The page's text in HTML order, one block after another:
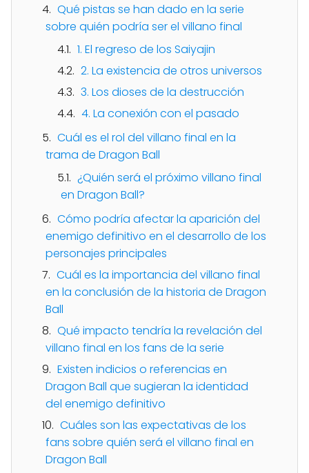
Qué pistas se han dado en la serie
sobre quién podría ser el villano final
1. El regreso de los Saiyajin
2. La existencia de otros universos
3. Los dioses de la destrucción
4. La conexión con el pasado
Cuál es el rol del villano final en la
trama de Dragon Ball
¿Quién será el próximo villano final
en Dragon Ball?
Cómo podría afectar la aparición del
enemigo definitivo en el desarrollo de los
personajes principales
Cuál es la importancia del villano final
en la conclusión de la historia de Dragon
Ball
Qué impacto tendría la revelación del
villano final en los fans de la serie
Existen indicios o referencias en
Dragon Ball que sugieran la identidad
del enemigo definitivo
Cuáles son las expectativas de los
fans sobre quién será el villano final en
Dragon Ball